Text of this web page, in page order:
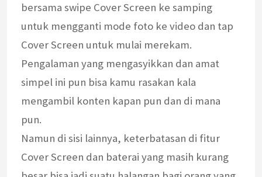
bersama swipe Cover Screen ke samping
untuk mengganti mode foto ke video dan tap
Cover Screen untuk mulai merekam.
Pengalaman yang mengasyikkan dan amat
simpel ini pun bisa kamu rasakan kala
mengambil konten kapan pun dan di mana
pun.
Namun di sisi lainnya, keterbatasan di fitur
Cover Screen dan baterai yang masih kurang